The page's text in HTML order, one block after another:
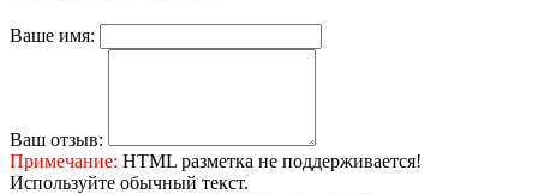
Ваше имя:
Ваш отзыв:
Примечание: HTML разметка не поддерживается!
Используйте обычный текст.